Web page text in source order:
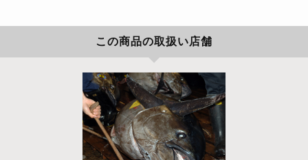
この商品の取扱い店舗